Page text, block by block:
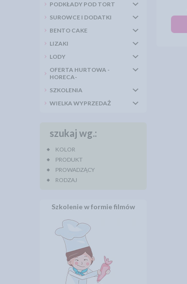
PODKŁADY POD TORT
SUROWCE I DODATKI
BENTO CAKE
LIZAKI
LODY
OFERTA HURTOWA -
HORECA-
SZKOLENIA
WIELKA WYPRZEDAŻ
szukaj wg.:
KOLOR
PRODUKT
PROWADZĄCY
RODZAJ
Szkolenie w formie filmów